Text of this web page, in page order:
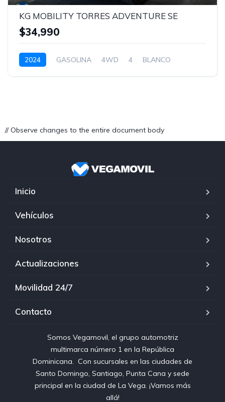
KG MOBILITY TORRES ADVENTURE SE
$34,990
2024 GASOLINA 4WD 4 BLANCO
// Observe changes to the entire document body
Inicio
Vehículos
Nosotros
Actualizaciones
Movilidad 24/7
Contacto
Somos Vegamovil, el grupo automotriz
multimarca número 1 en la República
Dominicana⁣. ⁣ Con sucursales en las ciudades de
Santo Domingo, Santiago, Punta Cana y sede
principal en la ciudad de La Vega. ¡Vamos más
allá!